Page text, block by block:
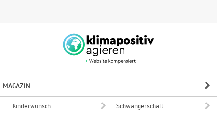
MAGAZIN
Kinderwunsch Schwangerschaft